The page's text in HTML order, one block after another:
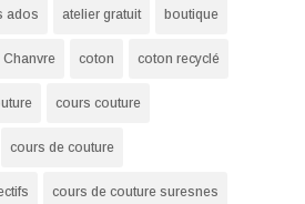
ados atelier gratuit boutique
Chanvre coton coton recyclé
cours couture
cours de couture
cours de couture suresnes